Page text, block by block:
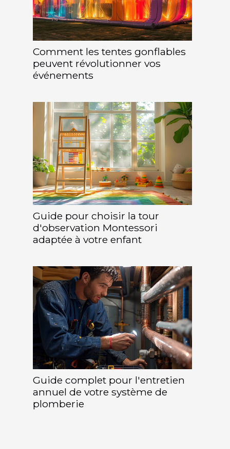
Comment les tentes gonflables
peuvent révolutionner vos
événements
Guide pour choisir la tour
d'observation Montessori
adaptée à votre enfant
Guide complet pour l'entretien
annuel de votre système de
plomberie